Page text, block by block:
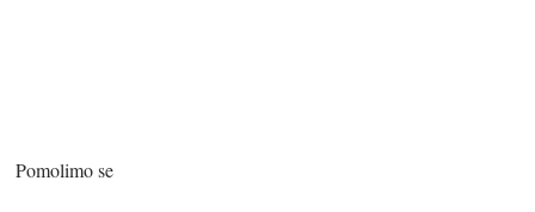
Pomolimo se